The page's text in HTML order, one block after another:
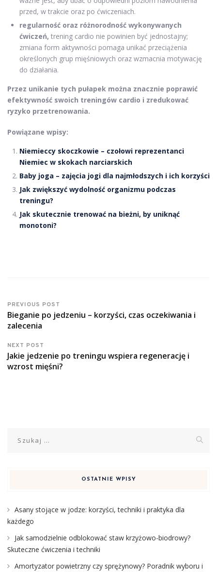
przed, w trakcie oraz po ćwiczeniach.
regularność oraz różnorodność wykonywanych
ćwiczeń, trening cardio nie powinien być jednostajny;
zmiana form aktywności pomaga unikać przeciążenia
określonych grup mięśniowych oraz wzmacnia motywację
do działania.
Przez unikanie tych pułapek można znacznie poprawić
efektywność swoich treningów cardio i zredukować
ryzyko przetrenowania.
Powiązane wpisy:
Niemieccy skoczkowie – czołowi reprezentanci
Niemiec w skokach narciarskich
Baby joga – zajęcia jogi dla najmłodszych i ich korzyści
Jak zwiększyć wydolność organizmu podczas
treningu?
Jak skutecznie trenować na bieżni, by uniknąć
monotoni?
PREVIOUS POST
Bieganie po jedzeniu – korzyści, czas oczekiwania i
zalecenia
NEXT POST
Jakie jedzenie po treningu wspiera regenerację i
wzrost mięśni?
OSTATNIE WPISY
Asany stojące w jodze: korzyści, techniki i praktyka dla
każdego
Jak samodzielnie odblokować staw krzyżowo-biodrowy?
Skuteczne ćwiczenia i techniki
Amortyzator powietrzny czy sprężynowy? Poradnik wyboru i